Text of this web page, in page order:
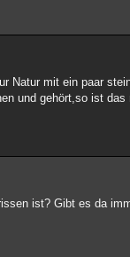
mit ein paar
und gehört,so ist
ist? Gibt es da